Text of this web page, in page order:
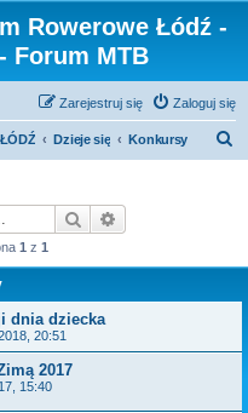
Rowerowe Łódź -
Forum MTB
Zaloguj się
Zarejestruj się
Dzieje się Konkursy
Szukaj
1 z 1
dnia dziecka
20:51
2017
15:40